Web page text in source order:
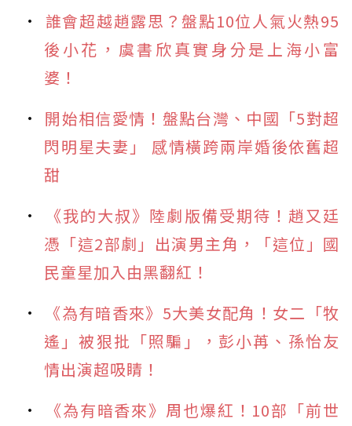
誰會超越趙露思？盤點10位人氣火熱95
後小花，虞書欣真實身分是上海小富
婆！
開始相信愛情！盤點台灣、中國「5對超
閃明星夫妻」 感情橫跨兩岸婚後依舊超
甜
《我的大叔》陸劇版備受期待！趙又廷
憑「這2部劇」出演男主角，「這位」國
民童星加入由黑翻紅！
《為有暗香來》5大美女配角！女二「牧
遙」被狠批「照騙」，彭小苒、孫怡友
情出演超吸睛！
《為有暗香來》周也爆紅！10部「前世